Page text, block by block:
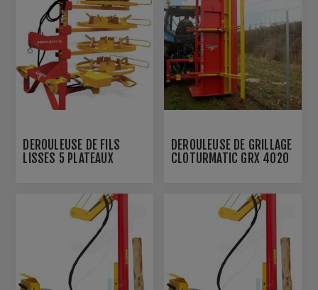
DÉROULEUSE DE FILS
LISSES 5 PLATEAUX
DÉROULEUSE DE GRILLAGE
CLOTURMATIC GRX 4020